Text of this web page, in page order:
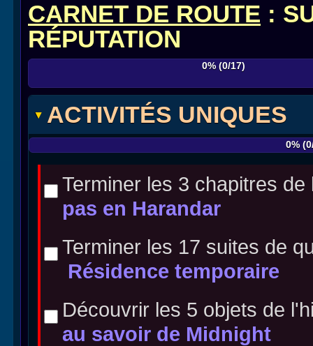
CARNET DE ROUTE :
RÉPUTATION
ACTIVITÉS UNIQUES
Terminer les 3 chapitres
pas en Harandar
Terminer les 17 suites de
Résidence temporaire
Découvrir les 5 objets de
au savoir de Midnight